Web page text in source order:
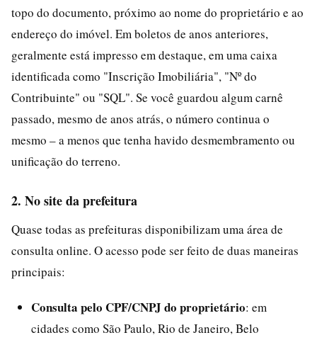
topo do documento, próximo ao nome do proprietário e ao
endereço do imóvel. Em boletos de anos anteriores,
geralmente está impresso em destaque, em uma caixa
identificada como "Inscrição Imobiliária", "Nº do
Contribuinte" ou "SQL". Se você guardou algum carnê
passado, mesmo de anos atrás, o número continua o
mesmo – a menos que tenha havido desmembramento ou
unificação do terreno.
2. No site da prefeitura
Quase todas as prefeituras disponibilizam uma área de
consulta online. O acesso pode ser feito de duas maneiras
principais:
Consulta pelo CPF/CNPJ do proprietário: em
cidades como São Paulo, Rio de Janeiro, Belo